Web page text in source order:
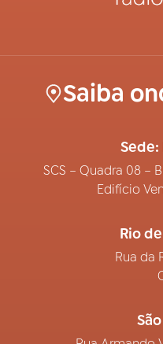
Saiba
Sede:
SCS – Quadra 08 –
Edifício
Rio
Rua da